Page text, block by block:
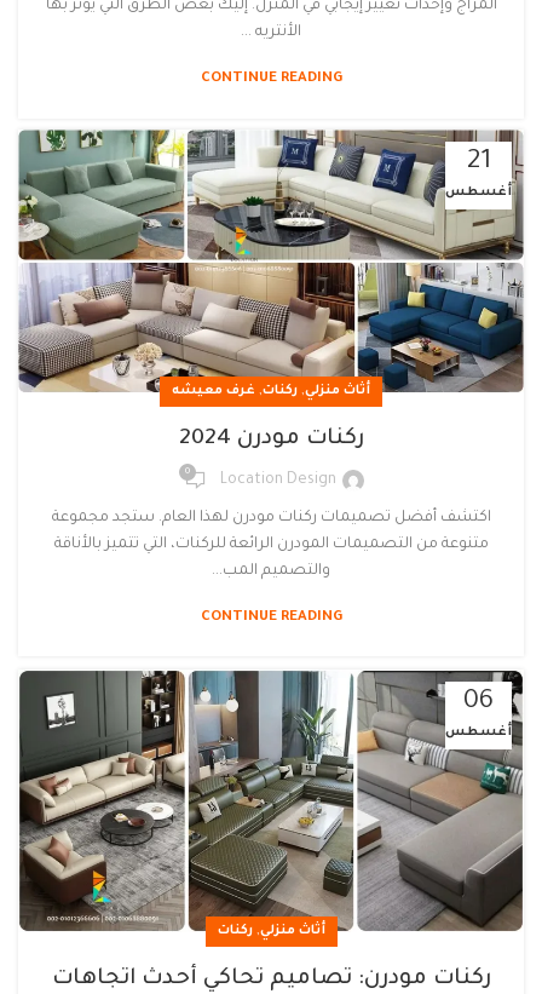
المزاج وإحداث تغيير إيجابي في المنزل. إليك بعض الطرق التي يؤثر بها
الأنتريه ...
CONTINUE READING
21
أغسطس
أثاث منزلي, ركنات, غرف معيشه
ركنات مودرن 2024
Location Design
0
اكتشف أفضل تصميمات ركنات مودرن لهذا العام. ستجد مجموعة
متنوعة من التصميمات المودرن الرائعة للركنات، التي تتميز بالأناقة
والتصميم المب...
CONTINUE READING
06
أغسطس
أثاث منزلي,ركنات
ركنات مودرن: تصاميم تحاكي أحدث اتجاهات